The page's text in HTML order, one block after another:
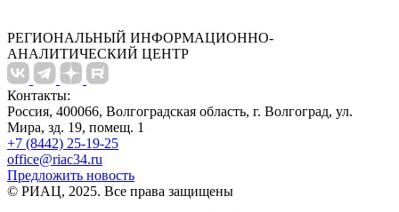
РЕГИОНАЛЬНЫЙ ИНФОРМАЦИОННО-
АНАЛИТИЧЕСКИЙ ЦЕНТР
Контакты:
Россия, 400066, Волгоградская область, г. Волгоград, ул.
Мира, зд. 19, помещ. 1
+7 (8442) 25-19-25
office@riac34.ru
Предложить новость
© РИАЦ, 2025. Все права защищены